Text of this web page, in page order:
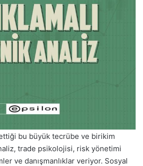
bu büyük tecrübe ve birikim
trade psikolojisi, risk yönetimi
ve danışmanlıklar veriyor. Sosyal